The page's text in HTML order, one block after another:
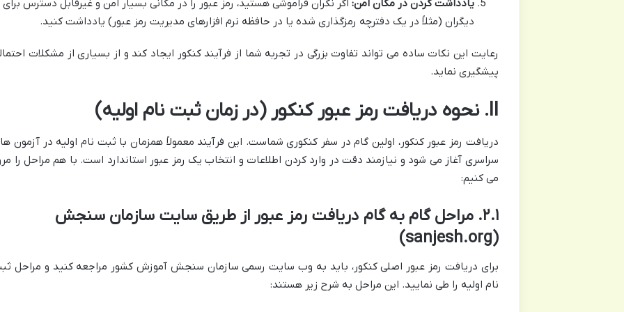
یادداشت کردن در مکان امن: اگر نگران فراموشی هستید، رمز عبور را در مکانی بسیار امن و غیرقابل دسترس برای
دیگران (مثلاً در یک دفترچه رمزگذاری شده یا در حافظه نرم افزارهای مدیریت رمز عبور) یادداشت کنید.
رعایت این نکات ساده می تواند تفاوت بزرگی در تجربه شما از فرآیند کنکور ایجاد کند و از بسیاری از مشکلات
پیشگیری نماید.
II. نحوه دریافت رمز عبور کنکور (در زمان ثبت نام اولیه)
دریافت رمز عبور کنکور، اولین گام در سفر کنکوری شماست. این فرآیند معمولاً همزمان با ثبت نام اولیه در آزمون
سراسری آغاز می شود و نیازمند دقت در وارد کردن اطلاعات و انتخاب یک رمز عبور استاندارد است. با هم مراحل را
می کنیم:
۲.۱. مراحل گام به گام دریافت رمز عبور از طریق سایت سازمان سنجش
(sanjesh.org)
برای دریافت رمز عبور اصلی کنکور، باید به وب سایت رسمی سازمان سنجش آموزش کشور مراجعه کنید و مراحل
نام اولیه را طی نمایید. این مراحل به شرح زیر هستند: